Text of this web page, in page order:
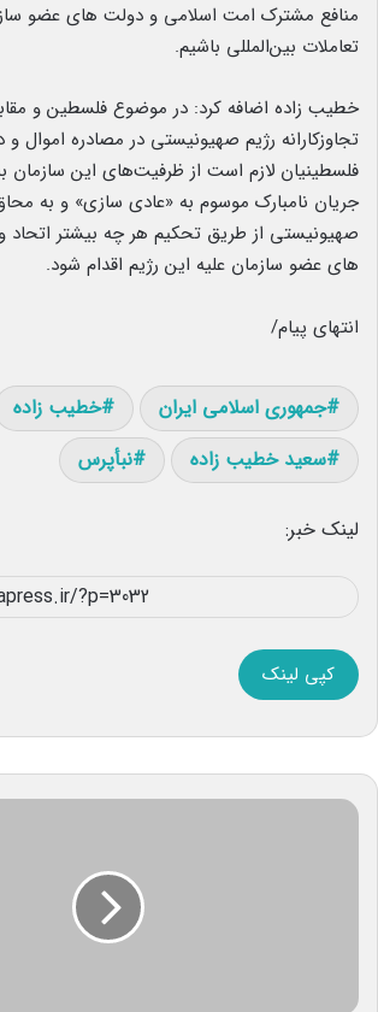
منافع مشترک امت اسلامی و دولت های عضو
تعاملات بین‌المللی باشیم.
خطیب زاده اضافه کرد: در موضوع فلسطین و
تجاوزکارانه رژیم صهیونیستی در مصادره اموال و
فلسطینیان لازم است از ظرفیت‌های این سازمان
جریان نامبارک موسوم به «عادی سازی» و به
صهیونیستی از طریق تحکیم هر چه بیشتر اتحاد
های عضو سازمان علیه این رژیم اقدام شود.
انتهای پیام/
جمهوری اسلامی ایران
خطیب زاده
سعید خطیب زاده
نبأپرس
لینک خبر:
کپی لینک